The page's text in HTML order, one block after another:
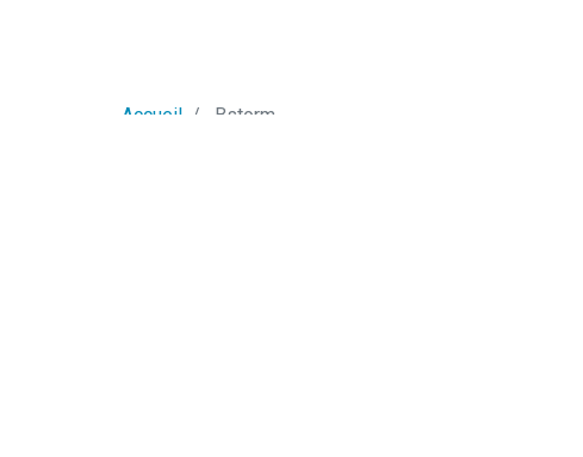
Accueil Bstorm